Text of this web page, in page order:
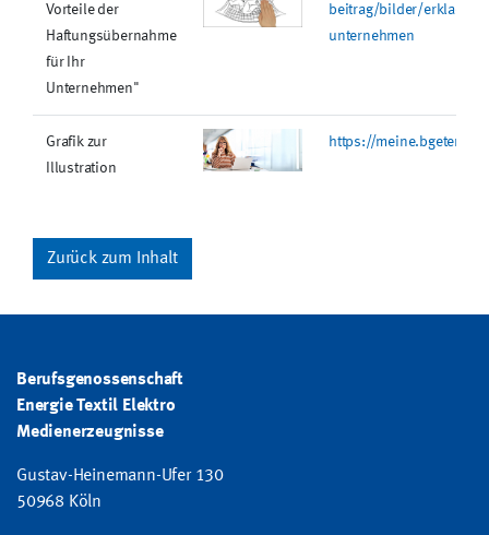
Vorteile der
Haftungsübernahme
für Ihr
Unternehmen"
beitrag/bilder/
unternehmen
Grafik zur
Illustration
https://
Zurück zum Inhalt
Berufsgenossenschaft
Energie Textil Elektro
Medienerzeugnisse
Gustav-Heinemann-Ufer 130
50968 Köln